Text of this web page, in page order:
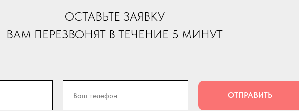
ОСТАВЬТЕ ЗАЯВКУ
ВАМ ПЕРЕЗВОНЯТ В ТЕЧЕНИЕ 5 МИНУТ
ОТПРАВИТЬ